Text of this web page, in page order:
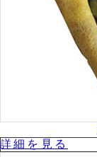
詳細を⾒る